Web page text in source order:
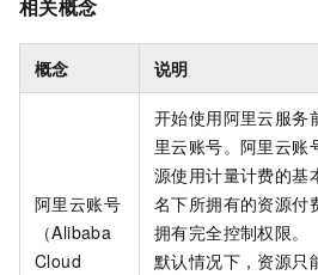
相关概念
概念 说明
阿里云账号
（Alibaba
Cloud
开始使用阿里云服务
里云账号。阿里云账
源使用计量计费的基
名下所拥有的资源付
拥有完全控制权限。
默认情况下，资源只